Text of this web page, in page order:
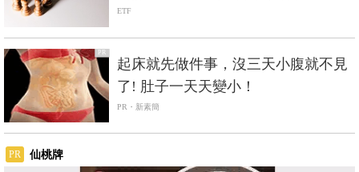
返人氣二哥
ETF
PR
起床就先做件事，沒三天小腹就不見
了! 肚子一天天變小！
PR・新素簡
PR 仙桃牌